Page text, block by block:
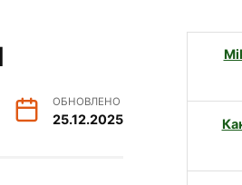
ОБНОВЛЕНО
25.12.2025